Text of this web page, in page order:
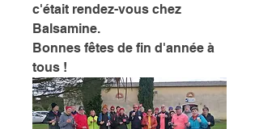
c'était rendez-vous chez
Balsamine.
Bonnes fêtes de fin d'année à
tous !